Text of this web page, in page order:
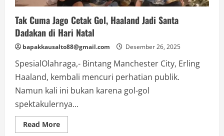
Tak Cuma Jago Cetak Gol, Haaland Jadi Santa
Dadakan di Hari Natal
bapakkausalto88@gmail.com Desember 26, 2025
SpesialOlahraga,- Bintang Manchester City, Erling
Haaland, kembali mencuri perhatian publik.
Namun kali ini bukan karena gol-gol
spektakulernya...
Read MoreRead
more